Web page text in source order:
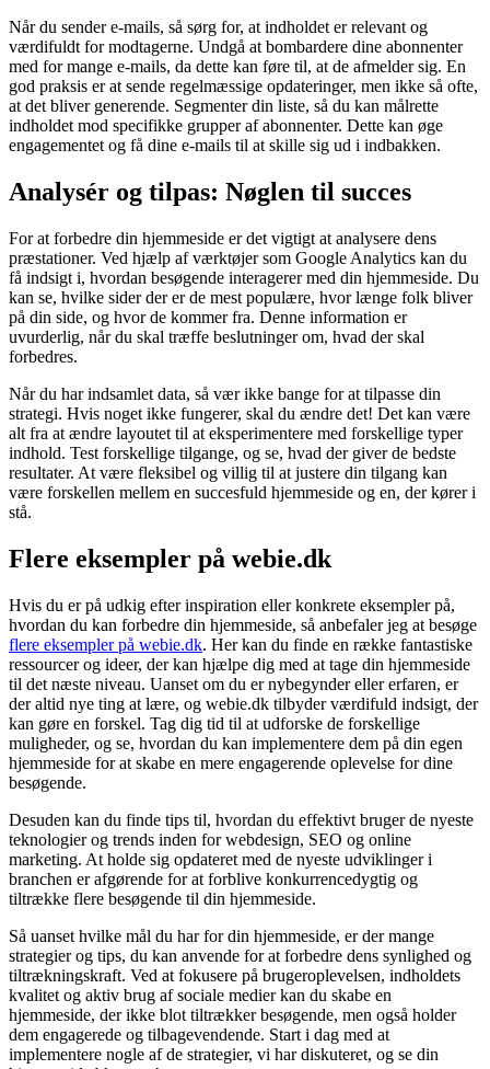
Når du sender e-mails, så sørg for, at indholdet er relevant og
værdifuldt for modtagerne. Undgå at bombardere dine abonnenter
med for mange e-mails, da dette kan føre til, at de afmelder sig. En
god praksis er at sende regelmæssige opdateringer, men ikke så ofte,
at det bliver generende. Segmenter din liste, så du kan målrette
indholdet mod specifikke grupper af abonnenter. Dette kan øge
engagementet og få dine e-mails til at skille sig ud i indbakken.
Analysér og tilpas: Nøglen til succes
For at forbedre din hjemmeside er det vigtigt at analysere dens
præstationer. Ved hjælp af værktøjer som Google Analytics kan du
få indsigt i, hvordan besøgende interagerer med din hjemmeside. Du
kan se, hvilke sider der er de mest populære, hvor længe folk bliver
på din side, og hvor de kommer fra. Denne information er
uvurderlig, når du skal træffe beslutninger om, hvad der skal
forbedres.
Når du har indsamlet data, så vær ikke bange for at tilpasse din
strategi. Hvis noget ikke fungerer, skal du ændre det! Det kan være
alt fra at ændre layoutet til at eksperimentere med forskellige typer
indhold. Test forskellige tilgange, og se, hvad der giver de bedste
resultater. At være fleksibel og villig til at justere din tilgang kan
være forskellen mellem en succesfuld hjemmeside og en, der kører i
stå.
Flere eksempler på webie.dk
Hvis du er på udkig efter inspiration eller konkrete eksempler på,
hvordan du kan forbedre din hjemmeside, så anbefaler jeg at besøge
flere eksempler på webie.dk. Her kan du finde en række fantastiske
ressourcer og ideer, der kan hjælpe dig med at tage din hjemmeside
til det næste niveau. Uanset om du er nybegynder eller erfaren, er
der altid nye ting at lære, og webie.dk tilbyder værdifuld indsigt, der
kan gøre en forskel. Tag dig tid til at udforske de forskellige
muligheder, og se, hvordan du kan implementere dem på din egen
hjemmeside for at skabe en mere engagerende oplevelse for dine
besøgende.
Desuden kan du finde tips til, hvordan du effektivt bruger de nyeste
teknologier og trends inden for webdesign, SEO og online
marketing. At holde sig opdateret med de nyeste udviklinger i
branchen er afgørende for at forblive konkurrencedygtig og
tiltrække flere besøgende til din hjemmeside.
Så uanset hvilke mål du har for din hjemmeside, er der mange
strategier og tips, du kan anvende for at forbedre dens synlighed og
tiltrækningskraft. Ved at fokusere på brugeroplevelsen, indholdets
kvalitet og aktiv brug af sociale medier kan du skabe en
hjemmeside, der ikke blot tiltrækker besøgende, men også holder
dem engagerede og tilbagevendende. Start i dag med at
implementere nogle af de strategier, vi har diskuteret, og se din